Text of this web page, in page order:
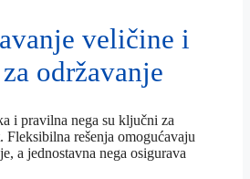
veličine i
održavanje
i pravilna nega su ključni za
rešenja omogućavaju
a jednostavna nega osigurava